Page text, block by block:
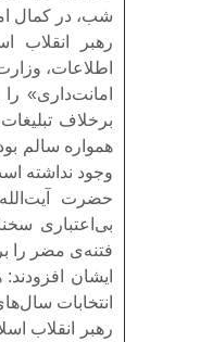
شب، در کمال
رهبر انقلاب
اطلاعات،
امانت‌داری»
برخلاف
همواره سالم
وجود نداشته
حضرت آیت‌الله
فتنه‌ی مضر را
ایشان
انتخابات سال‌های ۸۸ و ۸۴ نیز سالم
رهبر انقلاب